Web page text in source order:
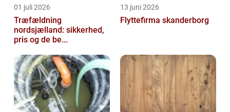
01 juli 2026
Træfældning
nordsjælland: sikkerhed,
pris og de be...
13 juni 2026
Flyttefirma skanderborg